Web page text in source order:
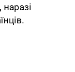
, наразі